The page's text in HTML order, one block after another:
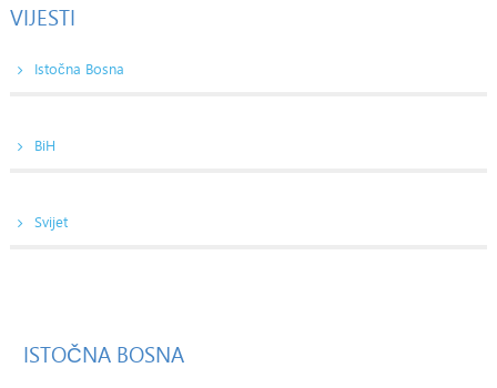
VIJESTI
Istočna Bosna
BiH
Svijet
ISTOČNA BOSNA